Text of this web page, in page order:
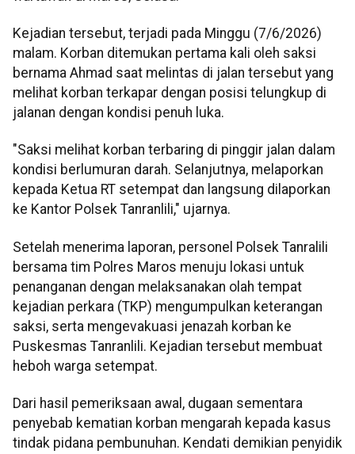
Kejadian tersebut, terjadi pada Minggu (7/6/2026)
malam. Korban ditemukan pertama kali oleh saksi
bernama Ahmad saat melintas di jalan tersebut yang
melihat korban terkapar dengan posisi telungkup di
jalanan dengan kondisi penuh luka.
"Saksi melihat korban terbaring di pinggir jalan dalam
kondisi berlumuran darah. Selanjutnya, melaporkan
kepada Ketua RT setempat dan langsung dilaporkan
ke Kantor Polsek Tanranlili," ujarnya.
Setelah menerima laporan, personel Polsek Tanralili
bersama tim Polres Maros menuju lokasi untuk
penanganan dengan melaksanakan olah tempat
kejadian perkara (TKP) mengumpulkan keterangan
saksi, serta mengevakuasi jenazah korban ke
Puskesmas Tanranlili. Kejadian tersebut membuat
heboh warga setempat.
Dari hasil pemeriksaan awal, dugaan sementara
penyebab kematian korban mengarah kepada kasus
tindak pidana pembunuhan. Kendati demikian penyidik